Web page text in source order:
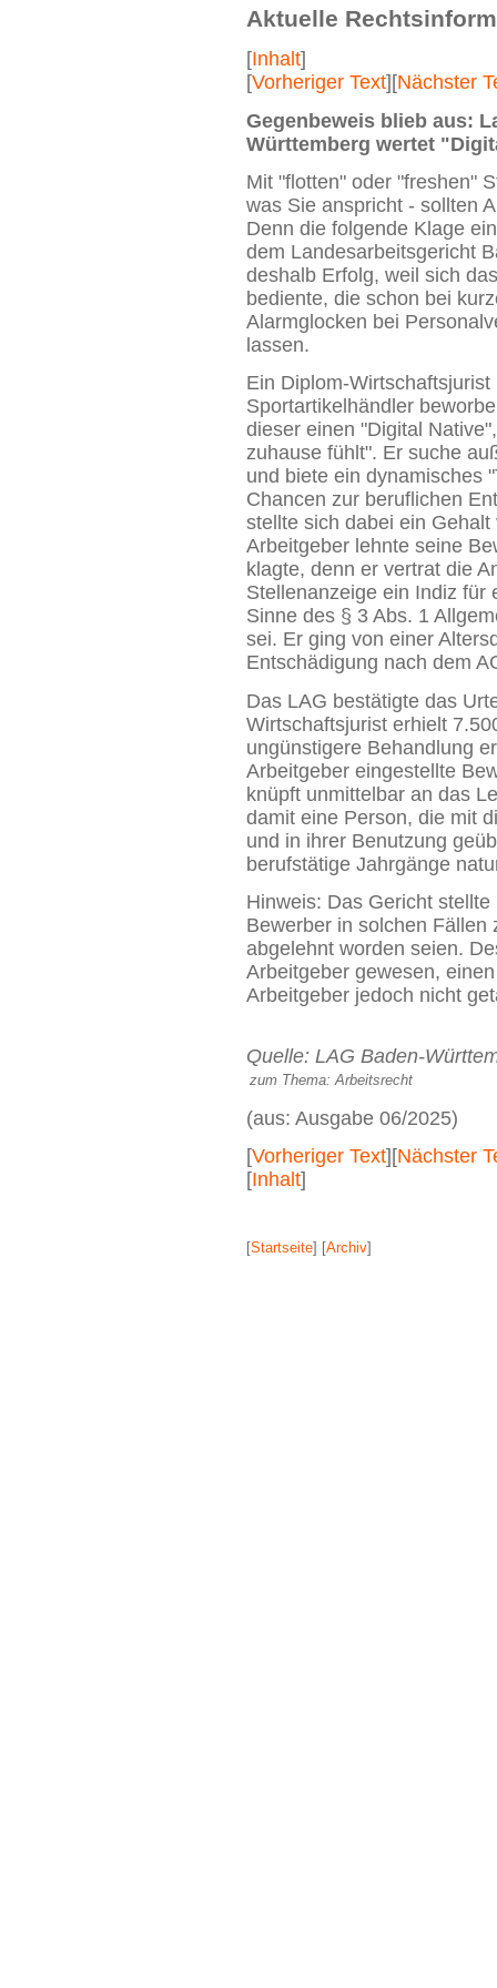
Aktuelle
[Inhalt]
[Vorheriger Text][Nächster
Gegenbeweis blieb aus:
Württemberg wertet
Mit "flotten" oder "freshen"
was Sie anspricht - sollten
Denn die folgende Klage
dem Landesarbeitsgericht
deshalb Erfolg, weil sich
bediente, die schon bei
Alarmglocken bei
lassen.
Ein Diplom-
Sportartikelhändler
dieser einen "Digital
zuhause fühlt". Er suche
und biete ein dynamisches
Chancen zur beruflichen
stellte sich dabei ein
Arbeitgeber lehnte seine
klagte, denn er vertrat die
Stellenanzeige ein Indiz für
Sinne des § 3 Abs. 1
sei. Er ging von einer
Entschädigung nach dem
Das LAG bestätigte das
Wirtschaftsjurist erhielt
ungünstigere Behandlung
Arbeitgeber eingestellte
knüpft unmittelbar an das
damit eine Person, die mit
und in ihrer Benutzung
berufstätige Jahrgänge
Hinweis: Das Gericht
Bewerber in solchen Fällen
abgelehnt worden seien.
Arbeitgeber gewesen,
Arbeitgeber jedoch nicht
Quelle: LAG Baden-
zum Thema: Arbeitsrecht
(aus: Ausgabe 06/2025)
[Vorheriger Text][Nächster
[Inhalt]
[Startseite] [Archiv]